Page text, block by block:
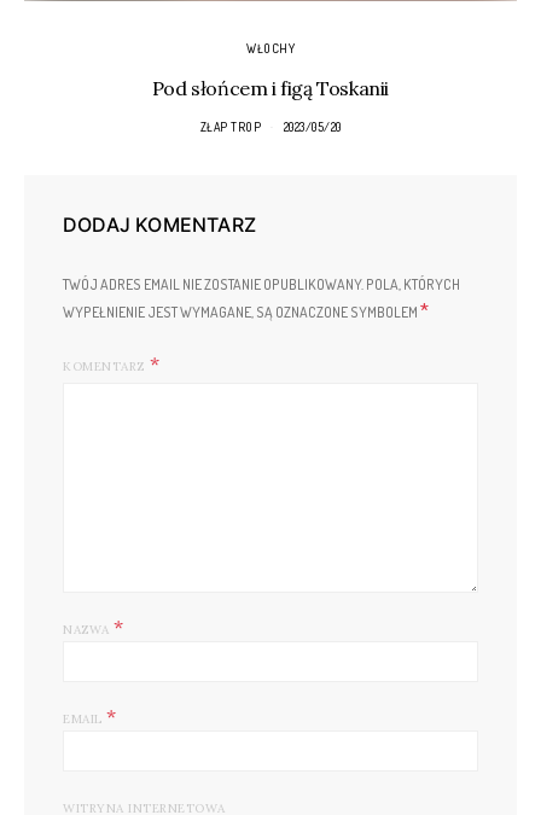
WŁOCHY
Pod słońcem i figą Toskanii
ZŁAP TROP 2023/05/20
DODAJ KOMENTARZ
TWÓJ ADRES EMAIL NIE ZOSTANIE OPUBLIKOWANY. POLA, KTÓRYCH
WYPEŁNIENIE JEST WYMAGANE, SĄ OZNACZONE SYMBOLEM *
KOMENTARZ
NAZWA *
EMAIL *
WITRYNA INTERNETOWA